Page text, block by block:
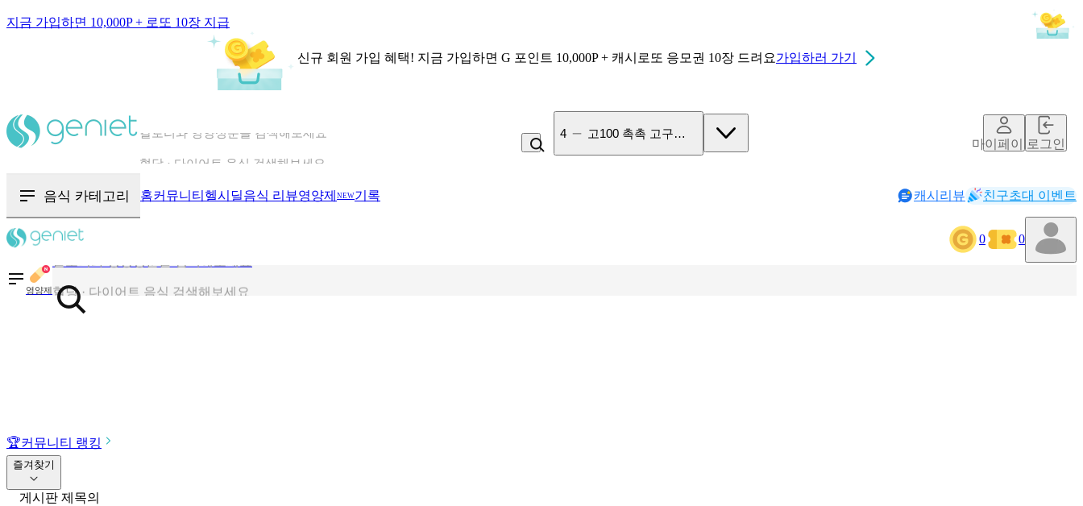
지금 가입하면 10,000P + 로또 10장 지급
신규 회원 가입 혜택! 지금 가입하면 G 포인트 10,000P + 캐시로또 응모권 10장 드려요가입하러 가기
5 미숫가루
마이페이지로그인
음식 카테고리 홈커뮤니티 헬시딜음식 리뷰영양제 NEW기록 캐시리뷰 친구초대 이벤트
0 0
영양제
음식 · 영양제 리뷰를 찾아보세요
🏆커뮤니티 랭킹
즐겨찾기
게시판 제목의